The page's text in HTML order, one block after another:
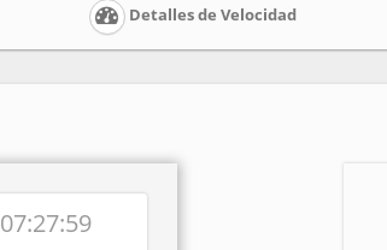
Detalles de Velocidad
07:27:59